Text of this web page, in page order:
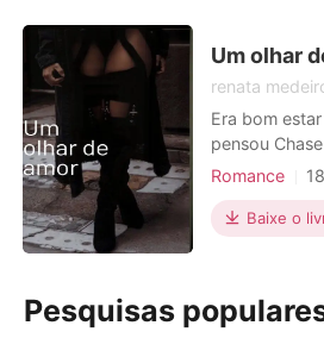
Isabel,
Um olhar
renata
Era bom
pensou
limpadores
estranha
maio, mas já
juntos sob o
Romance
Baixe o
Pesquisas